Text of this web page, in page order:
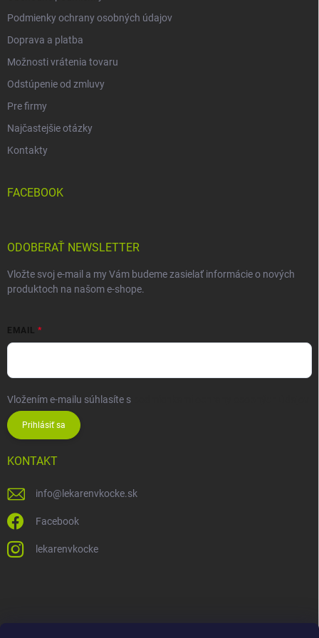
Podmienky ochrany osobných údajov
Doprava a platba
Možnosti vrátenia tovaru
Odstúpenie od zmluvy
Pre firmy
Najčastejšie otázky
Kontakty
FACEBOOK
ODOBERAŤ NEWSLETTER
Vložte svoj e-mail a my Vám budeme zasielať informácie o nových
produktoch na našom e-shope.
EMAIL
Vložením e-mailu súhlasíte s
Prihlásiť sa
KONTAKT
info@ lekarenvkocke.sk
Facebook
lekarenvkocke